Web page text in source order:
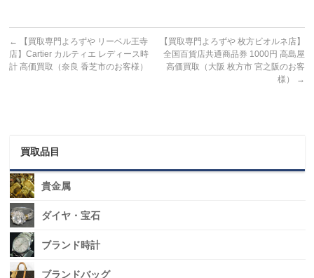
←
【買取専門よろずや リーベル王寺
店】Cartier カルティエ レディース時
計 高価買取（奈良 香芝市のお客様）
【買取専門よろずや 枚方ビオルネ店】
全国百貨店共通商品券 1000円 高島屋
高価買取（大阪 枚方市 宮之阪のお客
様）
→
買取品目
貴金属
ダイヤ・宝石
ブランド時計
ブランドバッグ